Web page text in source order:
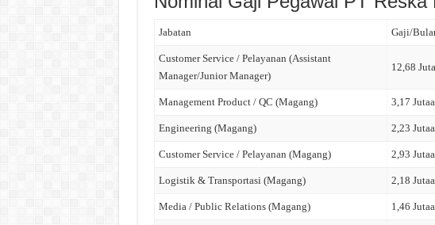
Jabatan Gaji/
Customer Service / Pelayanan (Assistant
Manager/Junior Manager)
12,68
Management Product / QC (Magang) 3,17
Engineering (Magang) 2,23
Customer Service / Pelayanan (Magang) 2,93
Logistik & Transportasi (Magang) 2,18
Media / Public Relations (Magang) 1,46